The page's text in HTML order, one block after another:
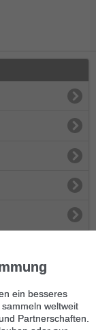
ein besseres
weltweit
Partnerschaften.